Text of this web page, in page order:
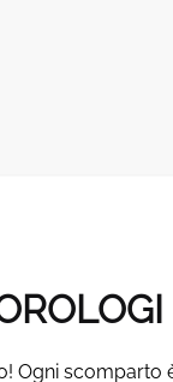
Ogni scomparto